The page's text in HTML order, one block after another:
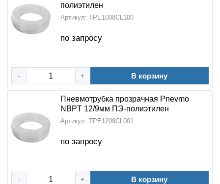
полиэтилен
Артикул: TPE1008CL100
по запросу
- + В корзину
Пневмотрубка прозрачная Pnevmo
NBPT 12/9мм ПЭ-полиэтилен
Артикул: TPE1209CL001
по запросу
- + В корзину